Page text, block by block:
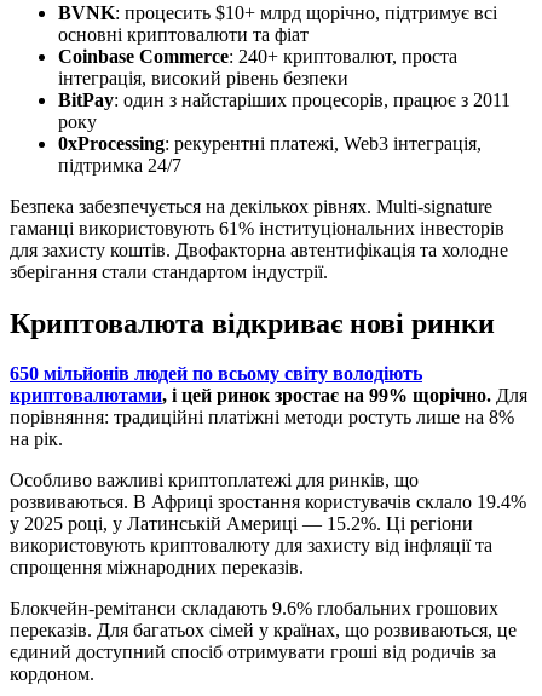
BVNK: процесить $10+ млрд щорічно, підтримує всі
основні криптовалюти та фіат
Coinbase Commerce: 240+ криптовалют, проста
інтеграція, високий рівень безпеки
BitPay: один з найстаріших процесорів, працює з 2011
року
0xProcessing: рекурентні платежі, Web3 інтеграція,
підтримка 24/7
Безпека забезпечується на декількох рівнях. Multi-signature
гаманці використовують 61% інституціональних інвесторів
для захисту коштів. Двофакторна автентифікація та холодне
зберігання стали стандартом індустрії.
Криптовалюта відкриває нові ринки
650 мільйонів людей по всьому світу володіють
криптовалютами, і цей ринок зростає на 99% щорічно. Для
порівняння: традиційні платіжні методи ростуть лише на 8%
на рік.
Особливо важливі криптоплатежі для ринків, що
розвиваються. В Африці зростання користувачів склало 19.4%
у 2025 році, у Латинській Америці — 15.2%. Ці регіони
використовують криптовалюту для захисту від інфляції та
спрощення міжнародних переказів.
Блокчейн-ремітанси складають 9.6% глобальних грошових
переказів. Для багатьох сімей у країнах, що розвиваються, це
єдиний доступний спосіб отримувати гроші від родичів за
кордоном.